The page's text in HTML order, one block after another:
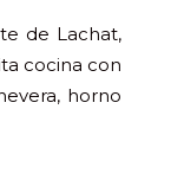
de Lachat,
cocina con
horno